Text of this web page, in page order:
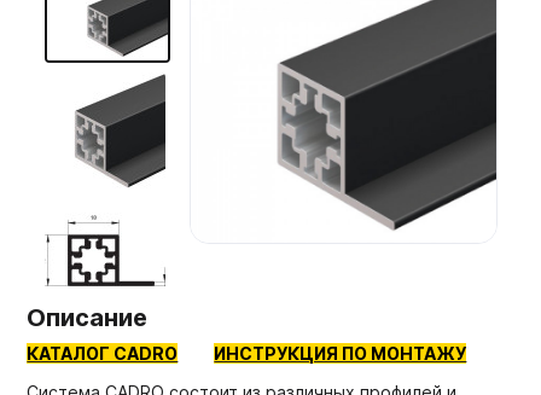
Мебельные образцы, каталоги
Описание
КАТАЛОГ CADRO
ИНСТРУКЦИЯ ПО МОНТАЖУ